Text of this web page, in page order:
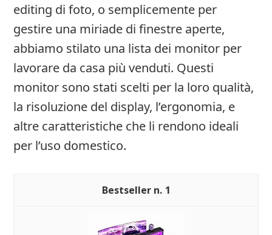
editing di foto, o semplicemente per
gestire una miriade di finestre aperte,
abbiamo stilato una lista dei monitor per
lavorare da casa più venduti. Questi
monitor sono stati scelti per la loro qualità,
la risoluzione del display, l’ergonomia, e
altre caratteristiche che li rendono ideali
per l’uso domestico.
1